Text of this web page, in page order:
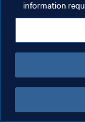
information